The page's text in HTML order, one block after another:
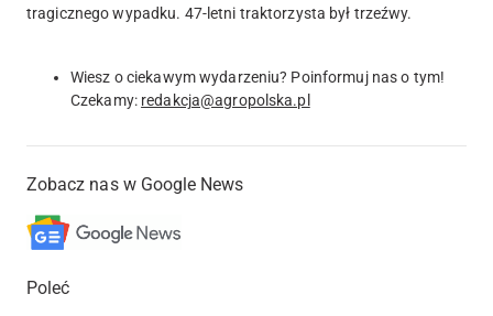
tragicznego wypadku. 47-letni traktorzysta był trzeźwy.
Wiesz o ciekawym wydarzeniu? Poinformuj nas o tym!
Czekamy: redakcja@agropolska.pl
Zobacz nas w Google News
Poleć